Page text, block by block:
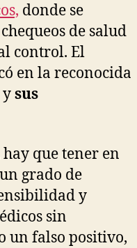
donde se
de salud
control. El
en la reconocida
ysus
que tener en
grado de
y
sin
un falso positivo,